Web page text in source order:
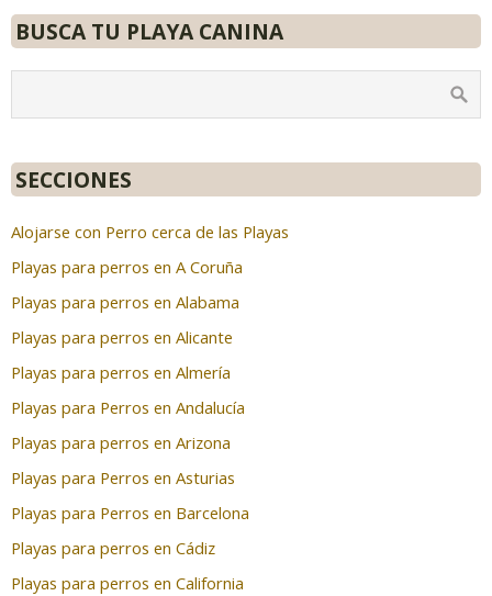
BUSCA TU PLAYA CANINA
SECCIONES
Alojarse con Perro cerca de las Playas
Playas para perros en A Coruña
Playas para perros en Alabama
Playas para perros en Alicante
Playas para perros en Almería
Playas para Perros en Andalucía
Playas para perros en Arizona
Playas para Perros en Asturias
Playas para Perros en Barcelona
Playas para perros en Cádiz
Playas para perros en California